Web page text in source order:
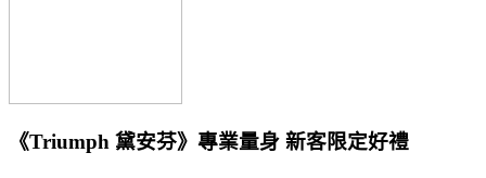
《Triumph 黛安芬》專業量身 新客限定好禮